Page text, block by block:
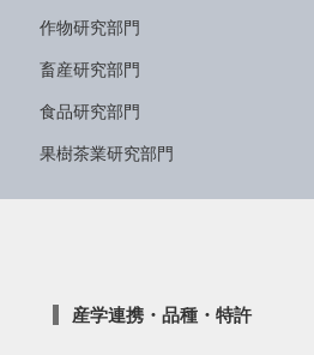
作物研究部門
畜産研究部門
食品研究部門
果樹茶業研究部門
産学連携・品種・特許